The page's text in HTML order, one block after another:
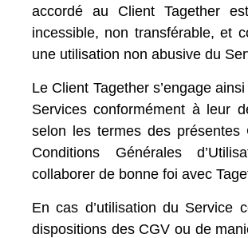
accordé au Client Tagether
incessible, non transférable, et
une utilisation non abusive du
Le Client Tagether s’engage
Services conformément à leur
selon les termes des présentes
Conditions Générales
collaborer de bonne foi avec
En cas d’utilisation du Service
dispositions des CGV ou de